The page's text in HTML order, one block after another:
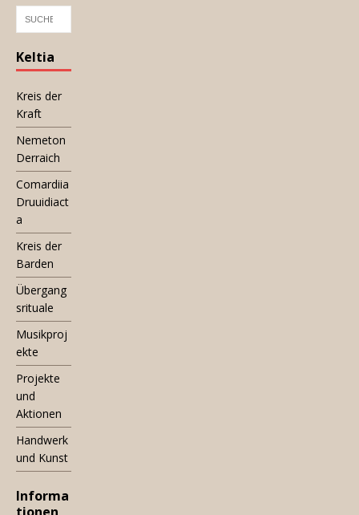
Keltia
Kreis der
Kraft
Nemeton
Derraich
Comardiia
Druuidiact
a
Kreis der
Barden
Übergang
srituale
Musikproj
ekte
Projekte
und
Aktionen
Handwerk
und Kunst
Informa